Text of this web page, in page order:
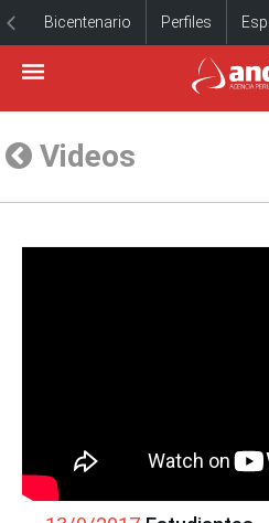
Bicentenario Perfiles
Videos